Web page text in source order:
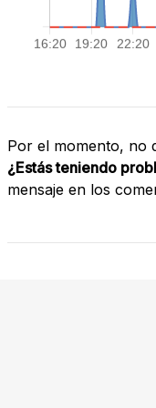
Por el momento, no
¿Estás teniendo
mensaje en los